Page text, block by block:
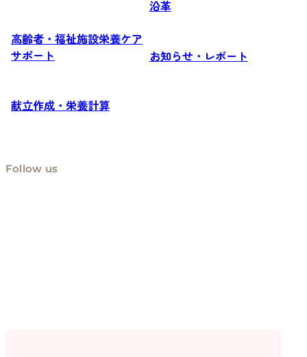
高齢者・福祉施設栄養ケア
サポート
献立作成・栄養計算
沿革
お知らせ・レポート
Follow us